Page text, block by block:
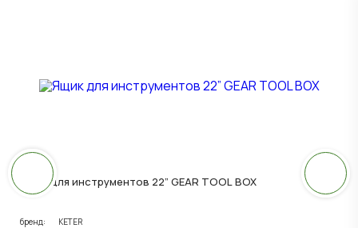
Ящик для инструментов 22” GEAR TOOL BOX
бренд:
KETER